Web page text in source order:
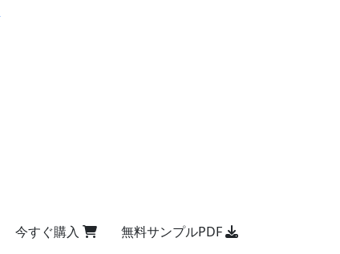
今すぐ購入 無料サンプルPDF